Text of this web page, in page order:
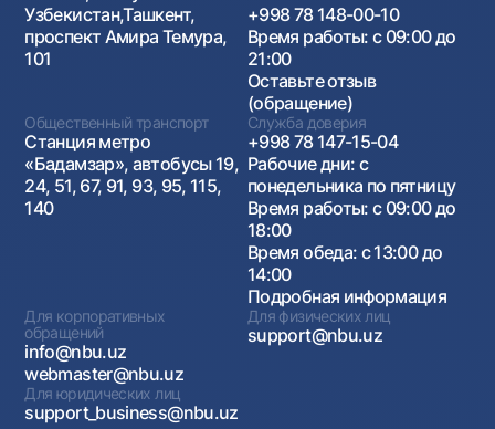
Узбекистан,Ташкент,
проспект Амира Темура,
101
+998 78 148-00-10
Время работы: с 09:00 до
21:00
Оставьте отзыв
(обращение)
Общественный транспорт
Станция метро
«Бадамзар», автобусы 19,
24, 51, 67, 91, 93, 95, 115,
140
Служба доверия
+998 78 147-15-04
Рабочие дни: с
понедельника по пятницу
Время работы: с 09:00 до
18:00
Время обеда: с 13:00 до
14:00
Подробная информация
Для корпоративных
обращений
info@nbu.uz
webmaster@nbu.uz
Для физических лиц
support@nbu.uz
Для юридических лиц
support_business@nbu.uz